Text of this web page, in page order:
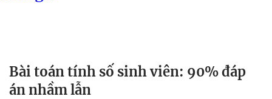
Bài toán tính số sinh viên: 90% đáp
án nhầm lẫn